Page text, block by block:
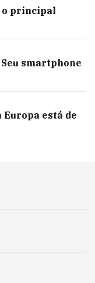
o principal
smartphone
está de